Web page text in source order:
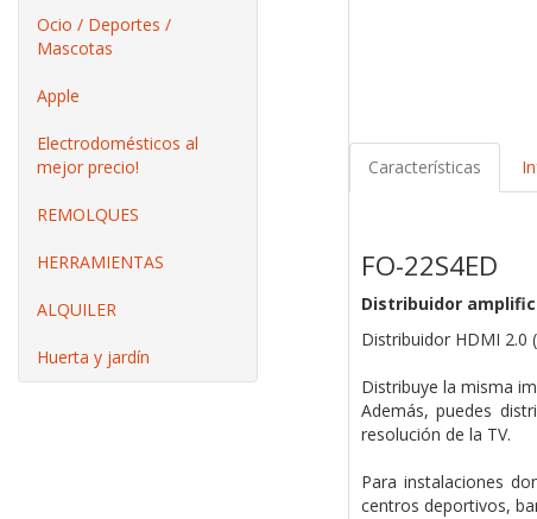
Ocio / Deportes /
Mascotas
Apple
Electrodomésticos al
mejor precio!
REMOLQUES
HERRAMIENTAS
ALQUILER
Huerta y jardín
Características
FO-22S4ED
Distribuidor
Distribuidor HDMI 2.0
Distribuye la misma
Además, puedes
resolución de la TV.
Para instalaciones
centros deportivos,